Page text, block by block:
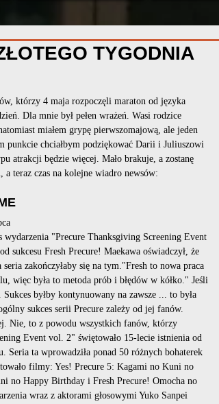
TYGODNIA
którzy 4 maja rozpoczęli maraton od języka
Dla mnie był pełen wrażeń. Wasi rodzice
miałem grypę pierwszomajową, ale jeden
chciałbym podziękować Darii i Juliuszowi
atrakcji będzie więcej. Mało brakuje, a zostanę
teraz czas na kolejne wiadro newsów:
wydarzenia "Precure Thanksgiving Screening Event
Fresh Precure! Maekawa oświadczył, że
zakończyłaby się na tym."Fresh to nowa praca
więc była to metoda prób i błędów w kółko." Jeśli
byłby kontynuowany na zawsze ... to była
sukces serii Precure zależy od jej fanów.
Nie, to z powodu wszystkich fanów, którzy
Event vol. 2" świętowało 15-lecie istnienia od
ta wprowadziła ponad 50 różnych bohaterek
filmy: Yes! Precure 5: Kagami no Kuni no
no Happy Birthday i Fresh Precure! Omocha no
wraz z aktorami głosowymi Yuko Sanpei